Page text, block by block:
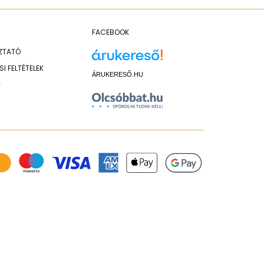
FELTÉTELEK
FACEBOOK
ÁRUKERESŐ.HU